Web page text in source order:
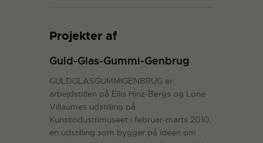
Projekter af
Guld-Glas-Gummi-Genbrug
GULDGLASGUMMIGENBRUG er
arbejdstitlen på Ellis Hinz-Bergs og Lone
Villaumes udstilling på
Kunstindustrimuseet i februar-marts 2010,
en udstilling som bygger på ideen om